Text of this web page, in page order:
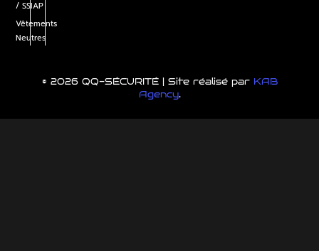
/ SSIAP
Vêtements
Neutres
© 2026 QQ-SÉCURITÉ | Site réalisé par KAB
Agency.